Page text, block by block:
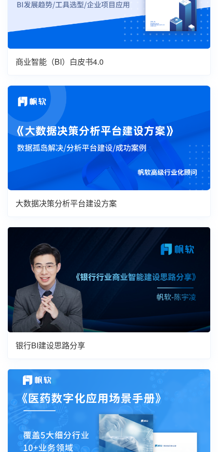
商业智能（BI）白皮书4.0
大数据决策分析平台建设方案
银行BI建设思路分享